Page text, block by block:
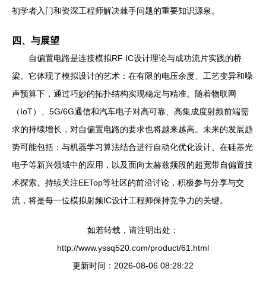
初学者入门和资深工程师解决棘手问题的重要知识源泉。
四、与展望
自偏置电路是连接模拟RF IC设计理论与成功流片实践的桥
梁。它体现了模拟设计的艺术：在有限的电压余度、工艺变异和噪
声预算下，通过巧妙的拓扑结构实现稳定与精准。随着物联网
（IoT）、5G/6G通信和汽车电子对高可靠、高集成度射频前端需
求的持续增长，对自偏置电路的要求也将越来越高。未来的发展趋
势可能包括：与机器学习算法结合进行自动化优化设计、在硅基光
电子等新兴领域中的应用，以及面向太赫兹频段的超宽带自偏置技
术探索。持续关注EETop等社区的前沿讨论，积极参与分享与交
流，将是每一位模拟射频IC设计工程师保持竞争力的关键。
如若转载，请注明出处：
http://www.yssq520.com/product/61.html
更新时间：2026-08-06 08:28:22